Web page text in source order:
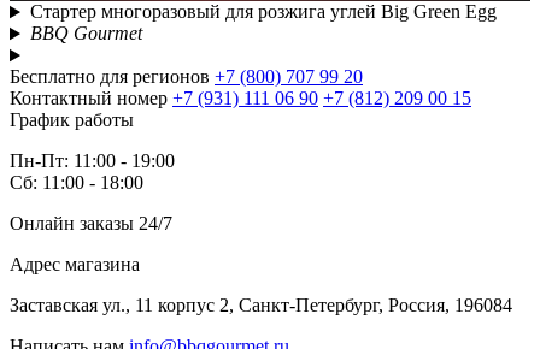
Стартер многоразовый для розжига углей Big Green Egg
BBQ Gourmet
Бесплатно для регионов +7 (800) 707 99 20
Контактный номер +7 (931) 111 06 90 +7 (812) 209 00 15
График работы
Пн-Пт: 11:00 - 19:00
Сб: 11:00 - 18:00
Онлайн заказы 24/7
Адрес магазина
Заставская ул., 11 корпус 2, Санкт-Петербург, Россия, 196084